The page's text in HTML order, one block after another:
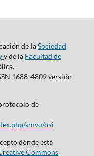
de laSociedad
y de la Facultad de
1688-4809 versión
de
smvu/oai
dónde está
Commons